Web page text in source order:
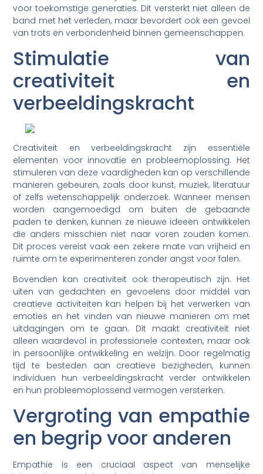
voor toekomstige generaties. Dit versterkt niet alleen de
band met het verleden, maar bevordert ook een gevoel
van trots en verbondenheid binnen gemeenschappen.
Stimulatie van
creativiteit en
verbeeldingskracht
Creativiteit en verbeeldingskracht zijn essentiële
elementen voor innovatie en probleemoplossing. Het
stimuleren van deze vaardigheden kan op verschillende
manieren gebeuren, zoals door kunst, muziek, literatuur
of zelfs wetenschappelijk onderzoek. Wanneer mensen
worden aangemoedigd om buiten de gebaande
paden te denken, kunnen ze nieuwe ideeën ontwikkelen
die anders misschien niet naar voren zouden komen.
Dit proces vereist vaak een zekere mate van vrijheid en
ruimte om te experimenteren zonder angst voor falen.
Bovendien kan creativiteit ook therapeutisch zijn. Het
uiten van gedachten en gevoelens door middel van
creatieve activiteiten kan helpen bij het verwerken van
emoties en het vinden van nieuwe manieren om met
uitdagingen om te gaan. Dit maakt creativiteit niet
alleen waardevol in professionele contexten, maar ook
in persoonlijke ontwikkeling en welzijn. Door regelmatig
tijd te besteden aan creatieve bezigheden, kunnen
individuen hun verbeeldingskracht verder ontwikkelen
en hun probleemoplossend vermogen versterken.
Vergroting van empathie
en begrip voor anderen
Empathie is een cruciaal aspect van menselijke